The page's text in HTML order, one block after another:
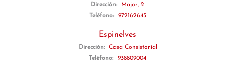
Dirección:
Major, 2
Teléfono:
972162643
Espinelves
Dirección:
Casa Consistorial
Teléfono:
938809004